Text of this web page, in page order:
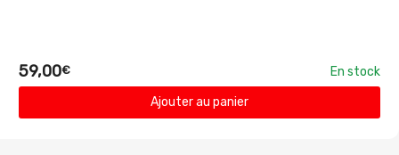
59,00€
En stock
Ajouter au panier